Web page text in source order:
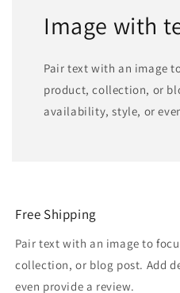
Image with
Pair text with an image
product, collection, or
availability, style, or
Free Shipping
Pair text with an image to
collection, or blog post. Add
even provide a review.